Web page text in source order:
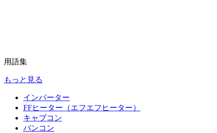
用語集
もっと見る
インバーター
FFヒーター（エフエフヒーター）
キャブコン
バンコン